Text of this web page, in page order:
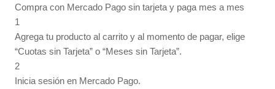
Compra con Mercado Pago sin tarjeta y paga mes a mes
1
Agrega tu producto al carrito y al momento de pagar, elige
“Cuotas sin Tarjeta” o “Meses sin Tarjeta”.
2
Inicia sesión en Mercado Pago.